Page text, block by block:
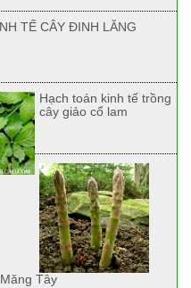
TẾ CÂY ĐINH LĂNG
Hạch toán kinh tế trồng
cây giảo cổ lam
Tây